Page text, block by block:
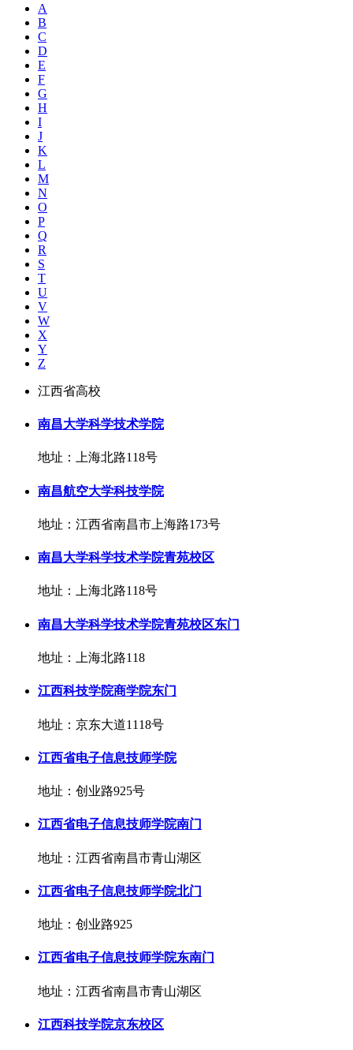
A
B
C
D
E
F
G
H
I
J
K
L
M
N
O
P
Q
R
S
T
U
V
W
X
Y
Z
江西省高校
南昌大学科学技术学院
地址：上海北路118号
南昌航空大学科技学院
地址：江西省南昌市上海路173号
南昌大学科学技术学院青苑校区
地址：上海北路118号
南昌大学科学技术学院青苑校区东门
地址：上海北路118
江西科技学院商学院东门
地址：京东大道1118号
江西省电子信息技师学院
地址：创业路925号
江西省电子信息技师学院南门
地址：江西省南昌市青山湖区
江西省电子信息技师学院北门
地址：创业路925
江西省电子信息技师学院东南门
地址：江西省南昌市青山湖区
江西科技学院京东校区